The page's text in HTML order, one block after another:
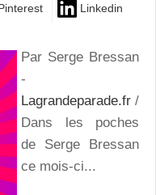
Linkedin
Par Serge Bressan
-
Lagrandeparade.fr /
Dans les poches
de Serge Bressan
ce mois-ci...